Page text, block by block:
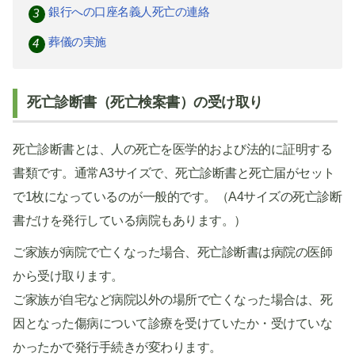
銀行への口座名義人死亡の連絡
葬儀の実施
死亡診断書（死亡検案書）の受け取り
死亡診断書とは、人の死亡を医学的および法的に証明する
書類です。通常A3サイズで、死亡診断書と死亡届がセット
で1枚になっているのが一般的です。（A4サイズの死亡診断
書だけを発行している病院もあります。）
ご家族が病院で亡くなった場合、死亡診断書は病院の医師
から受け取ります。
ご家族が自宅など病院以外の場所で亡くなった場合は、死
因となった傷病について診療を受けていたか・受けていな
かったかで発行手続きが変わります。